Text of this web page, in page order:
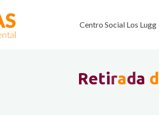
Centro Social Los Lugg
Retirada d